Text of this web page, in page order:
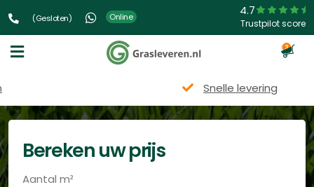
(Gesloten) Online 4.7
Trustpilot score
3
Snelle levering
Bereken uw prijs
Aantal m²